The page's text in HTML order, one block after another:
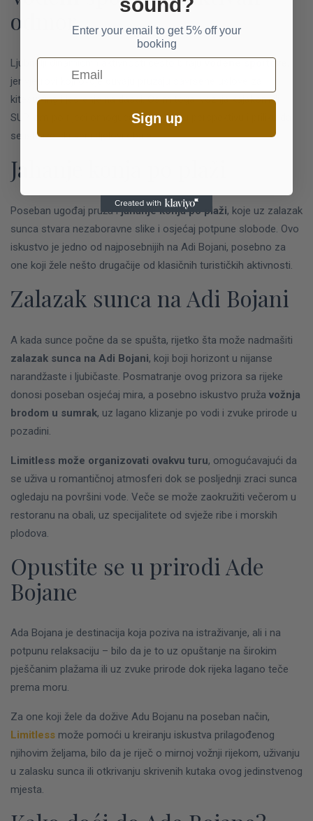
odmor
Ljubitelji dinamičnih aktivnosti često biraju vodene sportove
jer vjetrovi koji ovdje duvaju pružaju savršene uslove za
kitesurfing i jedrenje na dasci. Osim toga, vožnja kajakom ili
SUP-om po rijeci omogućava drugačiju perspektivu i priliku da
se istraže skriveni djelovi obale.
Jahanje konja po plaži
Poseban ugođaj pruža ijahanje konja po plaži, koje uz zalazak
sunca stvara nezaboravne slike i osjećaj potpune slobode. Ovo
iskustvo je jedno od najposebnijih na Adi Bojani, posebno za
one koji žele nešto drugačije od klasičnih turističkih aktivnosti.
Zalazak sunca na Adi Bojani
A kada sunce počne da se spušta, rijetko šta može nadmašiti
zalazak sunca na Adi Bojani, koji boji horizont u nijanse
narandžaste i ljubičaste. Posmatranje ovog prizora sa rijeke
donosi poseban osjećaj mira, a posebno iskustvo pruža vožnja
brodom u sumrak, uz lagano klizanje po vodi i zvuke prirode u
pozadini.
Limitless može organizovati ovakvu turu, omogućavajući da
se uživa u romantičnoj atmosferi dok se posljednji zraci sunca
ogledaju na površini vode. Veče se može zaokružiti večerom u
restoranu na obali, uz specijalitete od svježe ribe i morskih
plodova.
Opustite se u prirodi Ade
Bojane
Ada Bojana je destinacija koja poziva na istraživanje, ali i na
potpunu relaksaciju – bilo da je to uz opuštanje na širokim
pješčanim plažama ili uz zvuke prirode dok rijeka lagano teče
prema moru.
Za one koji žele da dožive Adu Bojanu na poseban način,
Limitless može pomoći u kreiranju iskustva prilagođenog
njihovim željama, bilo da je riječ o mirnoj vožnji rijekom, uživanju
u zalasku sunca ili otkrivanju skrivenih kutaka ovog jedinstvenog
mjesta.
Enter your email to get 5% off your
booking
Email
Sign up